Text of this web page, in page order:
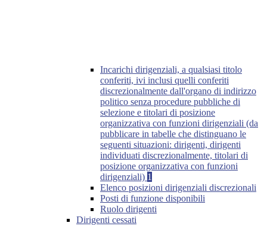
Incarichi dirigenziali, a qualsiasi titolo
conferiti, ivi inclusi quelli conferiti
discrezionalmente dall'organo di indirizzo
politico senza procedure pubbliche di
selezione e titolari di posizione
organizzativa con funzioni dirigenziali (da
pubblicare in tabelle che distinguano le
seguenti situazioni: dirigenti, dirigenti
individuati discrezionalmente, titolari di
posizione organizzativa con funzioni
dirigenziali) 1
Elenco posizioni dirigenziali discrezionali
Posti di funzione disponibili
Ruolo dirigenti
Dirigenti cessati